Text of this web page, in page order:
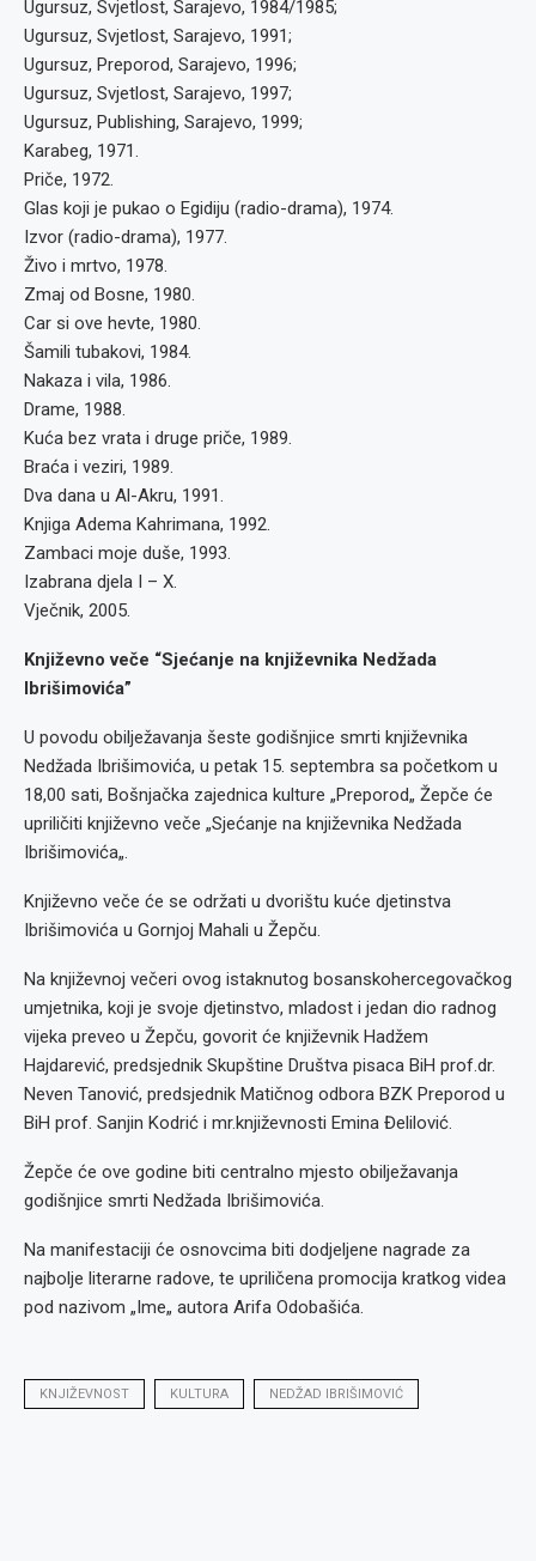
Ugursuz, Svjetlost, Sarajevo, 1984/1985;
Ugursuz, Svjetlost, Sarajevo, 1991;
Ugursuz, Preporod, Sarajevo, 1996;
Ugursuz, Svjetlost, Sarajevo, 1997;
Ugursuz, Publishing, Sarajevo, 1999;
Karabeg, 1971.
Priče, 1972.
Glas koji je pukao o Egidiju (radio-drama), 1974.
Izvor (radio-drama), 1977.
Živo i mrtvo, 1978.
Zmaj od Bosne, 1980.
Car si ove hevte, 1980.
Šamili tubakovi, 1984.
Nakaza i vila, 1986.
Drame, 1988.
Kuća bez vrata i druge priče, 1989.
Braća i veziri, 1989.
Dva dana u Al-Akru, 1991.
Knjiga Adema Kahrimana, 1992.
Zambaci moje duše, 1993.
Izabrana djela I – X.
Vječnik, 2005.
Književno veče “Sjećanje na književnika Nedžada
Ibrišimovića”
U povodu obilježavanja šeste godišnjice smrti književnika
Nedžada Ibrišimovića, u petak 15. septembra sa početkom u
18,00 sati, Bošnjačka zajednica kulture „Preporod„ Žepče će
upriličiti književno veče „Sjećanje na književnika Nedžada
Ibrišimovića„.
Književno veče će se održati u dvorištu kuće djetinstva
Ibrišimovića u Gornjoj Mahali u Žepču.
Na književnoj večeri ovog istaknutog bosanskohercegovačkog
umjetnika, koji je svoje djetinstvo, mladost i jedan dio radnog
vijeka preveo u Žepču, govorit će književnik Hadžem
Hajdarević, predsjednik Skupštine Društva pisaca BiH prof.dr.
Neven Tanović, predsjednik Matičnog odbora BZK Preporod u
BiH prof. Sanjin Kodrić i mr.književnosti Emina Đelilović.
Žepče će ove godine biti centralno mjesto obilježavanja
godišnjice smrti Nedžada Ibrišimovića.
Na manifestaciji će osnovcima biti dodjeljene nagrade za
najbolje literarne radove, te upriličena promocija kratkog videa
pod nazivom „Ime„ autora Arifa Odobašića.
KNJIŽEVNOST KULTURA NEDŽAD IBRIŠIMOVIĆ